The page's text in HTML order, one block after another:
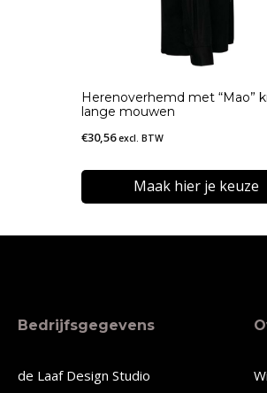
Herenoverhemd met “Mao”
lange mouwen
€30,56 excl. BTW
Maak hier je keuze
variaties.
optie
Bedrijfsgegevens
de Laaf Design Studio